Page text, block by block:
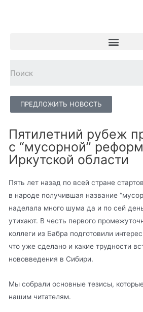
ПРЕДЛОЖИТЬ НОВОСТЬ
Пятилетний рубеж
с “мусорной”
Иркутской области
Пять лет назад по всей стране
в народе получившая название
наделала много шума да и по сей
утихают. В честь первого
коллеги из Бабра подготовили
что уже сделано и какие трудности
нововведения в Сибири.
Мы собрали основные тезисы,
нашим читателям.